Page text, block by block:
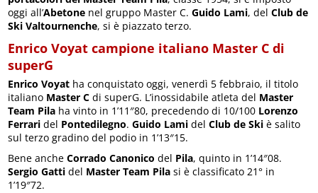
oggi all’Abetone nel gruppo Master C.Guido Lami, delClub de
Ski Valtournenche, si è piazzato terzo.
Enrico Voyat campione italiano Master C di
superG
Enrico Voyat ha conquistato oggi, venerdì 5 febbraio, il titolo
italiano Master C di superG. L’inossidabile atleta del Master
Team Pila ha vinto in 1’11″80, precedendo di 10/100 Lorenzo
Ferrari del Pontedilegno.Guido Lami delClub de Ski è salito
sul terzo gradino del podio in 1’13″15.
Bene ancheCorrado Canonico del Pila, quinto in 1’14″08.
Sergio Gatti del Master Team Pila si è classificato 21° in
1’19″72.